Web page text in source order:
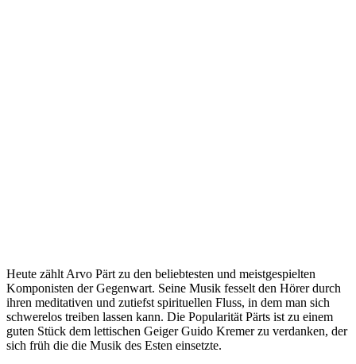
Heute zählt Arvo Pärt zu den beliebtesten und meistgespielten
Komponisten der Gegenwart. Seine Musik fesselt den Hörer durch
ihren meditativen und zutiefst spirituellen Fluss, in dem man sich
schwerelos treiben lassen kann. Die Popularität Pärts ist zu einem
guten Stück dem lettischen Geiger Guido Kremer zu verdanken, der
sich früh die die Musik des Esten einsetzte.